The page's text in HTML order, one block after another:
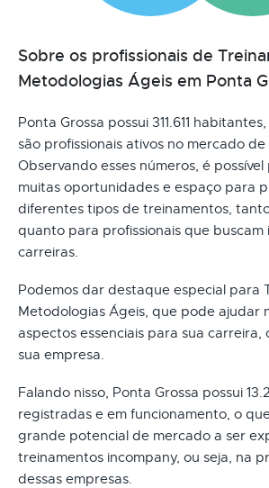
Sobre os profissionais de
Metodologias Ágeis em Ponta
Ponta Grossa possui 311.611
são profissionais ativos no mercado
Observando esses números, é
muitas oportunidades e espaço para
diferentes tipos de treinamentos,
quanto para profissionais que buscam
carreiras.
Podemos dar destaque especial para
Metodologias Ágeis, que pode ajudar
aspectos essenciais para sua carreira,
sua empresa.
Falando nisso, Ponta Grossa possui
registradas e em funcionamento, o
grande potencial de mercado a ser
treinamentos incompany, ou seja, na
dessas empresas.